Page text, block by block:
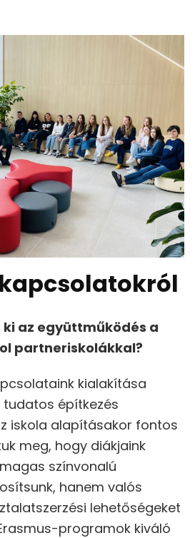
az együttműködés a
partneriskolákkal?
kialakítása
építkezés
iskola alapításakor fontos
meg, hogy diákjaink
színvonalú
hanem valós
lehetőségeket
programok kiváló